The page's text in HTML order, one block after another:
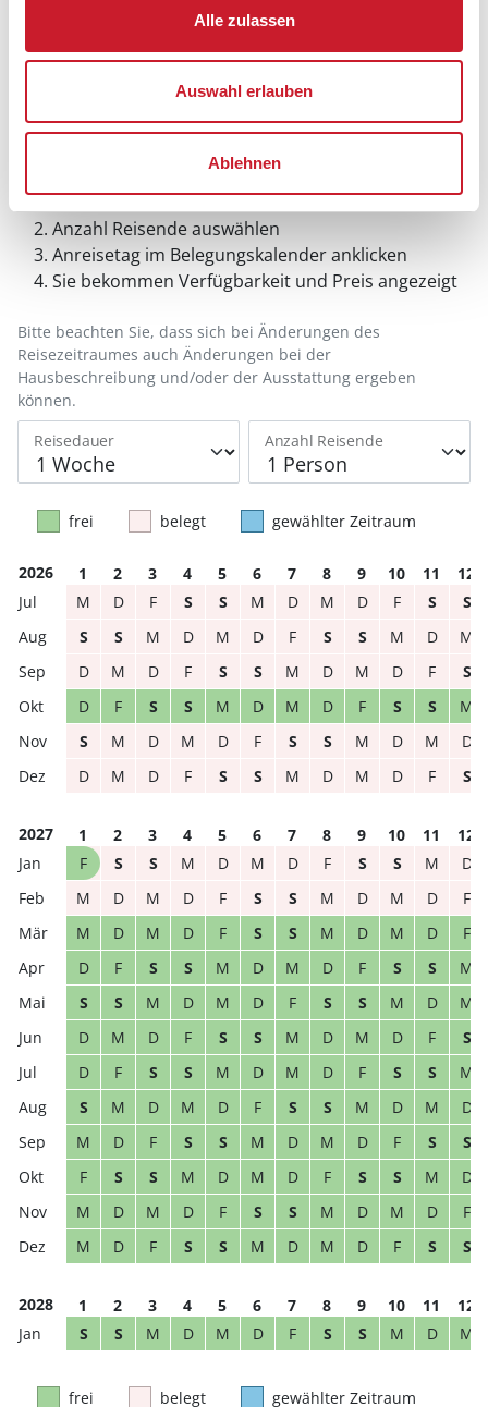
Alle zulassen
Auswahl erlauben
Ablehnen
Reisedauer auswählen
Anzahl Reisende auswählen
Anreisetag im Belegungskalender anklicken
Sie bekommen Verfügbarkeit und Preis angezeigt
Reisedauer Anzahl Reisende
Bitte beachten Sie, dass sich bei Änderungen des
Reisezeitraumes auch Änderungen bei der
Hausbeschreibung und/oder der Ausstattung ergeben
können.
frei belegt gewählter Zeitraum
2026 1 2 3 4 5 6 7 8 9 10 11
12
M
D F S S M D M D F S
S
S
S M D M D F S S M D
M
D
M D F S S M D M D F
S
D
F S S M D M D F S S
M
S
M D M D F S S M D M
D
D
M D F S S M D M D F S
2027 1 2 3 4 5 6 7 8 9 10 11
12
F
S S M D M D F S S M
D
M
D M D F S S M D M D
F
M
D M D F S S M D M D
F
D
F S S M D M D F S S
M
S
S M D M D F S S M D
M
D
M D F S S M D M D F
S
D
F S S M D M D F S S
M
S
M D M D F S S M D M
D
M
D F S S M D M D F S
S
F
S S M D M D F S S M
D
M
D M D F S S M D M D
F
M
D F S S M D M D F S S
2028 1 2 3 4 5 6 7 8 9 10 11
12
S
S M D M D F S S M D M
frei belegt gewählter Zeitraum